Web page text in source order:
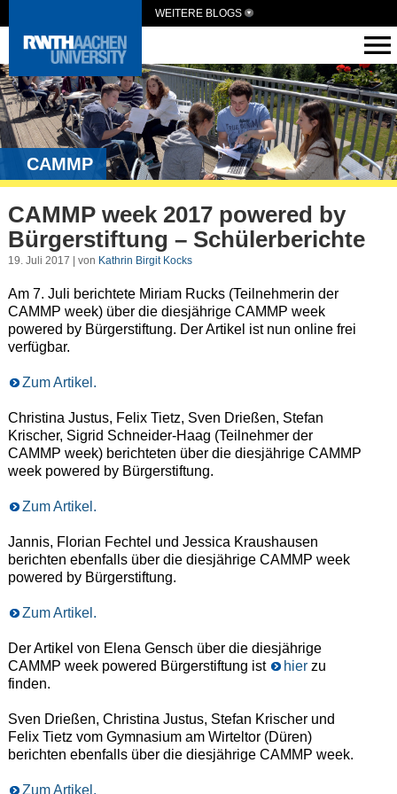
WEITERE BLOGS
CAMMP
CAMMP week 2017 powered by
Bürgerstiftung – Schülerberichte
19. Juli 2017 | von Kathrin Birgit Kocks
Am 7. Juli berichtete Miriam Rucks (Teilnehmerin der
CAMMP week) über die diesjährige CAMMP week
powered by Bürgerstiftung. Der Artikel ist nun online frei
verfügbar.
Zum Artikel.
Christina Justus, Felix Tietz, Sven Drießen, Stefan
Krischer, Sigrid Schneider-Haag (Teilnehmer der
CAMMP week) berichteten über die diesjährige CAMMP
week powered by Bürgerstiftung.
Zum Artikel.
Jannis, Florian Fechtel und Jessica Kraushausen
berichten ebenfalls über die diesjährige CAMMP week
powered by Bürgerstiftung.
Zum Artikel.
Der Artikel von Elena Gensch über die diesjährige
CAMMP week powered Bürgerstiftung ist
hierzu
finden.
Sven Drießen, Christina Justus, Stefan Krischer und
Felix Tietz vom Gymnasium am Wirteltor (Düren)
berichten ebenfalls über die diesjährige CAMMP week.
Zum Artikel.